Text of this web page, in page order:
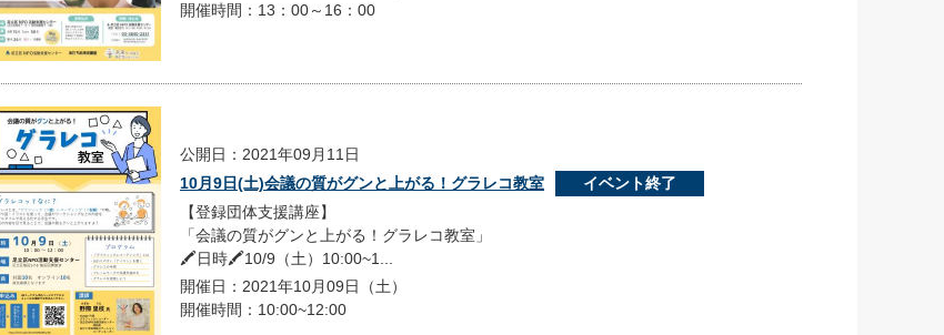
開催時間：13：00～16：00
公開日：2021年09月11日
10月9日(土)会議の質がグンと上がる！グラレコ教室
イベント終了
【登録団体支援講座】
「会議の質がグンと上がる！グラレコ教室」
🖍日時🖍10/9（土）10:00~1...
開催日：2021年10月09日（土）
開催時間：10:00~12:00